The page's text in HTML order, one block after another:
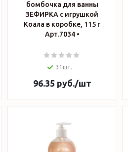
бомбочка для ванны
ЗЕФИРКА с игрушкой
Коала в коробке, 115 г
Арт.7034 •
31шт.
96.35 руб./шт